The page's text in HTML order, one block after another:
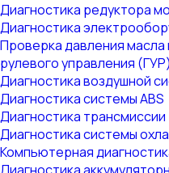
Диагностика редуктора
Диагностика
Проверка давления
рулевого управления (ГУР)
Диагностика воздушной
Диагностика системы ABS
Диагностика трансмиссии
Диагностика системы
Компьютерная